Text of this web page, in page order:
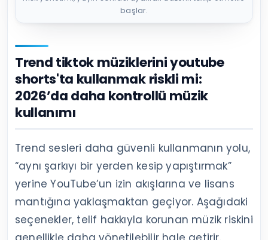
başlar.
Trend tiktok müziklerini youtube
shorts'ta kullanmak riskli mi:
2026’da daha kontrollü müzik
kullanımı
Trend sesleri daha güvenli kullanmanın yolu,
“aynı şarkıyı bir yerden kesip yapıştırmak”
yerine YouTube’un izin akışlarına ve lisans
mantığına yaklaşmaktan geçiyor. Aşağıdaki
seçenekler, telif hakkıyla korunan müzik riskini